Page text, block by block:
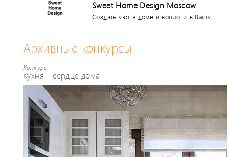
Sweet Home Design Moscow
Создать уют в доме и воплотить Вашу
будет работать дружная команда
Home Design.
Архивные конкурсы
Конкурс
Кухня – сердце дома